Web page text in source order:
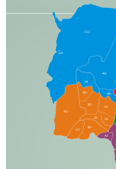
CO
AQ
MI
AN
BD
BO
NI
JD
PO
BV
CC
AJ
GL
LA